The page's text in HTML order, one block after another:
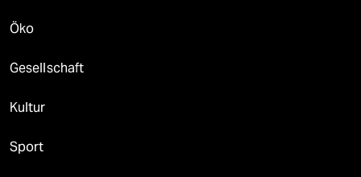
Öko
Gesellschaft
Kultur
Sport